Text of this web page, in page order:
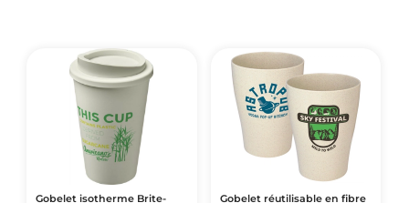
Gobelet isotherme Brite- Gobelet réutilisable en fibre